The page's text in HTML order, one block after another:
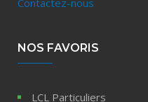
NOS FAVORIS
LCL Particuliers